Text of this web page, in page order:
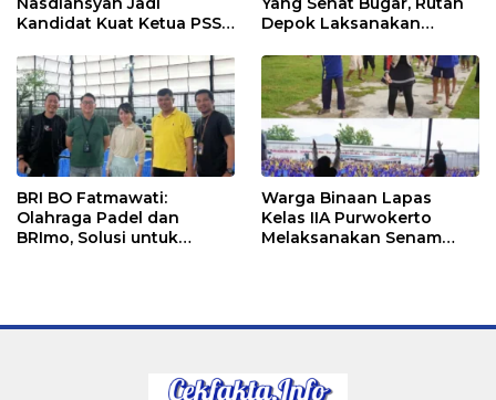
Kandidat Kuat Ketua PSSI
Depok Laksanakan
BRI BO Fatmawati:
Olahraga Padel dan
BRImo, Solusi untuk
Warga Binaan Lapas
Kelas IIA Purwokerto
Melaksanakan Senam